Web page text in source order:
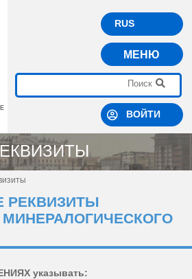
RUS
МЕНЮ
ВОЙТИ
РЕКВИЗИТЫ
указывать: